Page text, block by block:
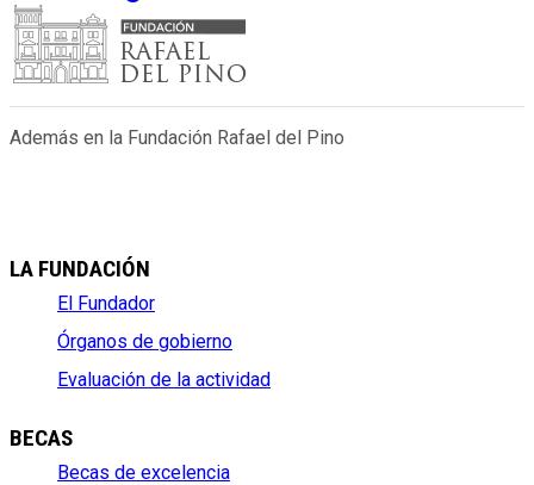
Además en la Fundación Rafael del Pino
LA FUNDACIÓN
El Fundador
Órganos de gobierno
Evaluación de la actividad
BECAS
Becas de excelencia